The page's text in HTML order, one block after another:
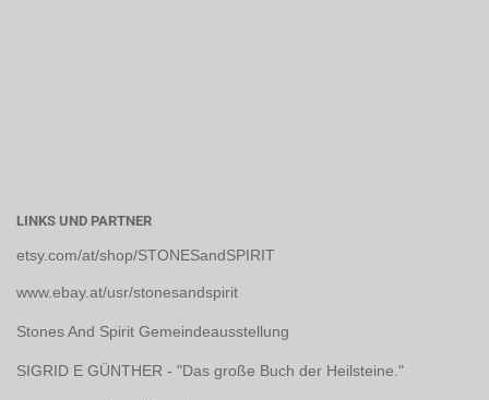
LINKS UND PARTNER
etsy.com/at/shop/STONESandSPIRIT
www.ebay.at/usr/stonesandspirit
Stones And Spirit Gemeindeausstellung
SIGRID E GÜNTHER - "Das große Buch der Heilsteine."